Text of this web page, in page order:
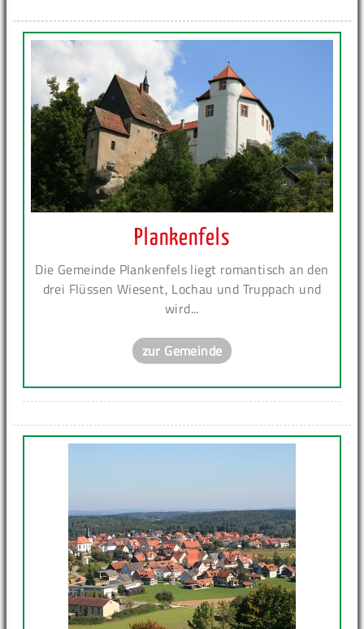
Plankenfels
Die Gemeinde Plankenfels liegt romantisch an den
drei Flüssen Wiesent, Lochau und Truppach und
wird...
zur Gemeinde